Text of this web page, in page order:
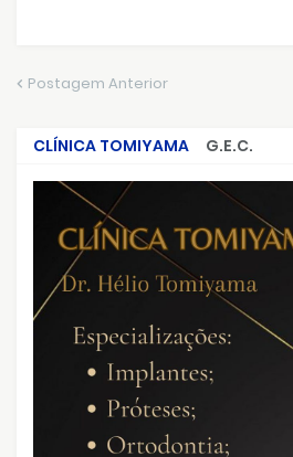
Postagem Anterior
CLÍNICA TOMIYAMA
G.E.C.
CRIMES QUE ABALARAM O BRASIL